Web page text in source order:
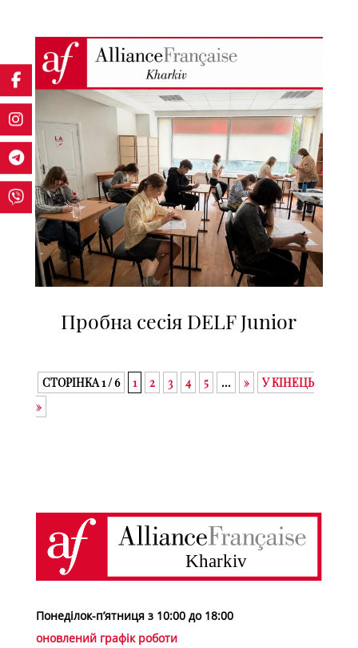
Пробна сесія DELF Junior
СТОРІНКА 1 / 6 1 2 3 4 5 ... »
У КІНЕЦЬ
»
Понеділок-п’ятниця з 10:00 до 18:00
оновлений графік роботи